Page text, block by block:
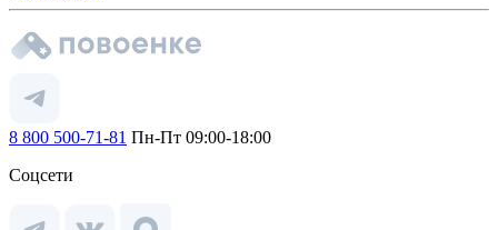
8 800 500-71-81 Пн-Пт 09:00-18:00
Соцсети